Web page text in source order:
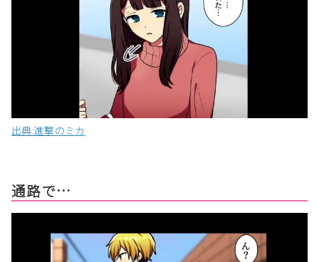
出典:進撃のミカ
通路で…